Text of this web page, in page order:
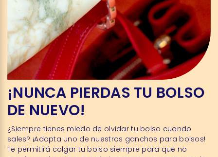
¡NUNCA PIERDAS TU BOLSO
DE NUEVO!
¿Siempre tienes miedo de olvidar tu bolso cuando
sales? ¡Adopta uno de nuestros ganchos para bolsos!
Te permitirá colgar tu bolso siempre para que no